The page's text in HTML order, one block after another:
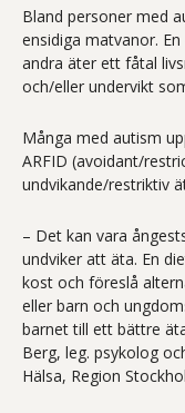
Bland personer med
ensidiga matvanor.
andra äter ett fåtal
och/eller undervikt
Många med autism
ARFID (avoidant/
undvikande/restriktiv
– Det kan vara
undviker att äta. En
kost och föreslå
eller barn­ och
barnet till ett bättre
Berg, leg. psykolog
Hälsa, Region